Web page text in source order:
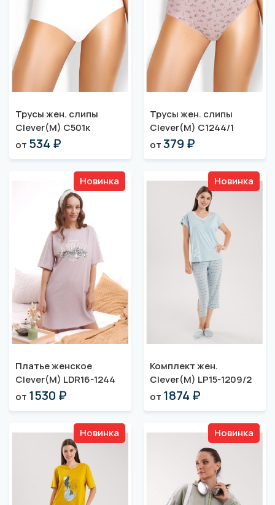
Трусы жен. слипы
Clever(M) C501к
от 534 ₽
Трусы жен. слипы
Clever(M) C1244/1
от379 ₽
Новинка
Платье женское
Clever(M) LDR16-1244
от 1530 ₽
Новинка
Комплект жен.
Clever(M) LP15-1209/2
от 1874 ₽
Новинка Новинка